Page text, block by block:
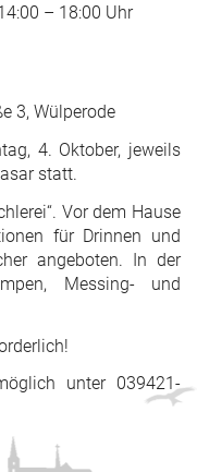
– 18:00 Uhr
3, Wülperode
4. Oktober, jeweils
statt.
Vor dem Hause
für Drinnen und
angeboten. In der
Messing- und
unter 039421-